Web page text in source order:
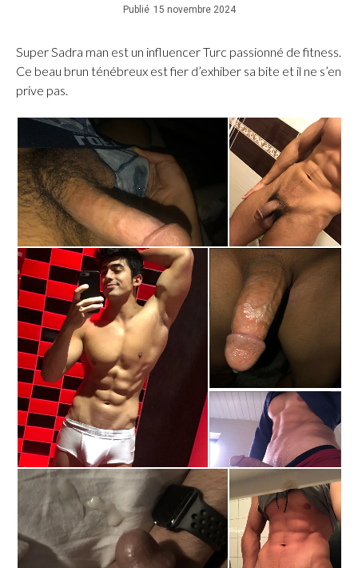
Publié 15 novembre 2024
Super Sadra man est un influencer Turc passionné de fitness.
Ce beau brun ténébreux est fier d’exhiber sa bite et il ne s’en
prive pas.